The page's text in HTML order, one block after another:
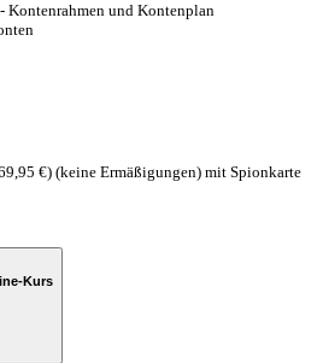
Kontenrahmen und Kontenplan
€) (keine Ermäßigungen) mit Spionkarte
Live-Online-Kurs